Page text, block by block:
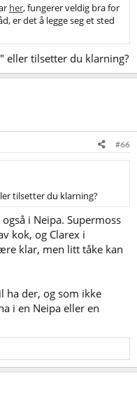
her, fungerer veldig bra for
er det å legge seg et sted
eller tilsetter du klarning?
#66
tilsetter du klarning?
i Neipa. Supermoss
kok, og Clarex i
klar, men litt tåke kan
ha der, og som ikke
i en Neipa eller en